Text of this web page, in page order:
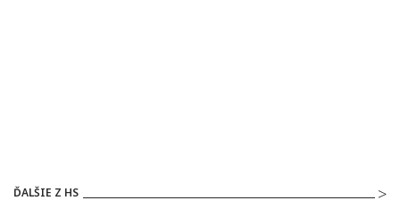
ĎALŠIE Z HS